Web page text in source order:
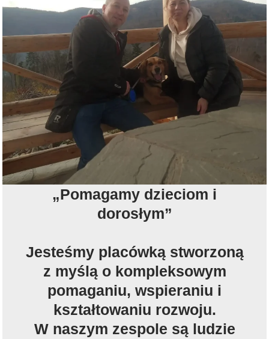
„Pomagamy dzieciom i
dorosłym”
Jesteśmy placówką stworzoną
z myślą o kompleksowym
pomaganiu, wspieraniu i
kształtowaniu rozwoju.
W naszym zespole są ludzie